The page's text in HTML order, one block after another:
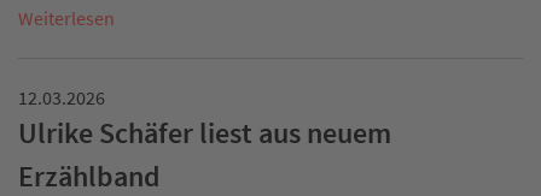
Weiterlesen
12.03.2026
Ulrike Schäfer liest aus neuem
Erzählband